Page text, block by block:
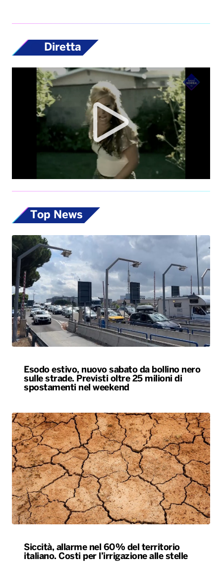
Diretta
Top News
Esodo estivo, nuovo sabato da bollino nero
sulle strade. Previsti oltre 25 milioni di
spostamenti nel weekend
Siccità, allarme nel 60% del territorio
italiano. Costi per l’irrigazione alle stelle